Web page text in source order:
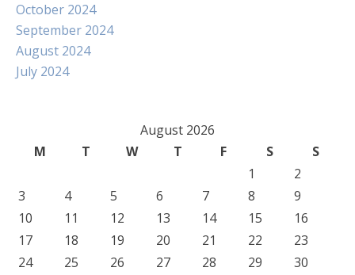
October 2024
September 2024
August 2024
July 2024
August 2026
M
T W T F S
S
1
2
3
4 5 6 7 8
9
10
11 12 13 14 15
16
17
18 19 20 21 22
23
24
25 26 27 28 29
30